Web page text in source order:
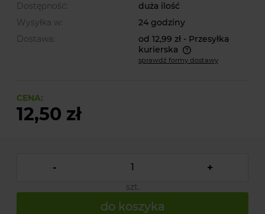
Dostępność:
duża ilość
Wysyłka w:
24 godziny
Dostawa:
od 12,99 zł - Przesyłka
kurierska
Cena nie zawiera ewentualnych kosztów płatności
sprawdź formy dostawy
CENA:
12,50 zł
- +
szt.
do koszyka